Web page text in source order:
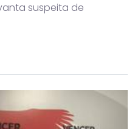
suspeita de